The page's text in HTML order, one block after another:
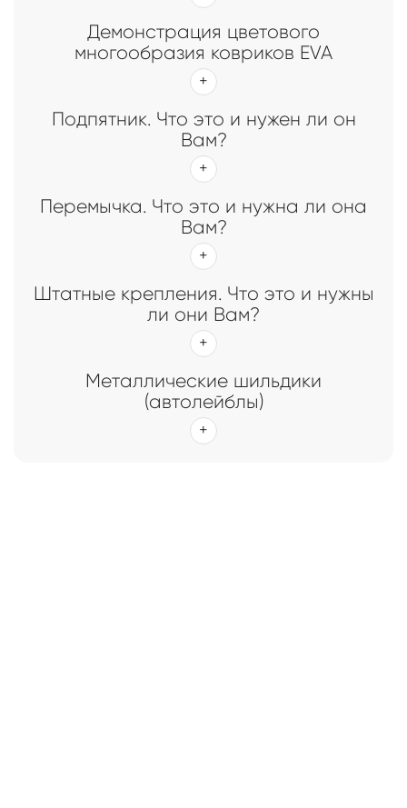
Демонстрация цветового
многообразия ковриков EVA
Подпятник. Что это и нужен ли он
Вам?
Перемычка. Что это и нужна ли она
Вам?
Штатные крепления. Что это и нужны
ли они Вам?
Металлические шильдики
(автолейблы)